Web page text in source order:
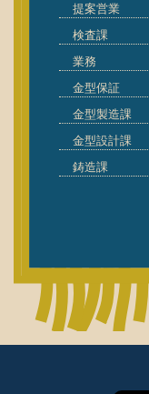
提案営業
検査課
業務
金型保証
金型製造課
金型設計課
鋳造課